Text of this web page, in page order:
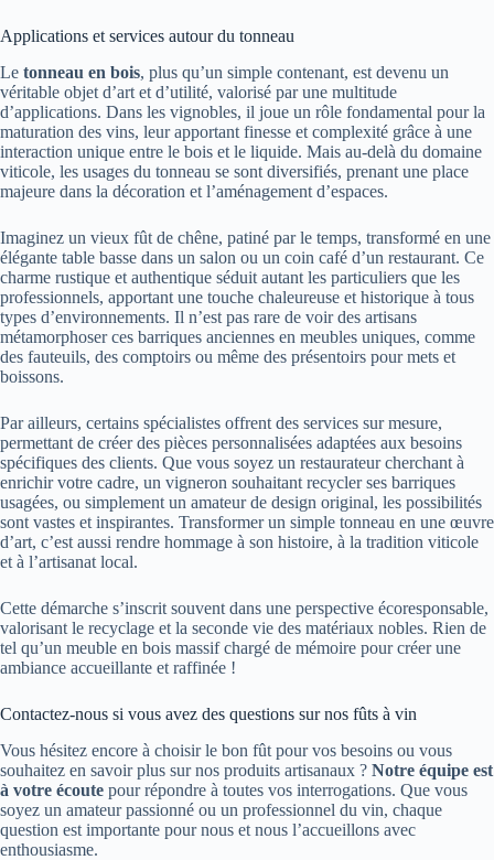
Applications et services autour du tonneau
Le tonneau en bois, plus qu’un simple contenant, est devenu un
véritable objet d’art et d’utilité, valorisé par une multitude
d’applications. Dans les vignobles, il joue un rôle fondamental pour la
maturation des vins, leur apportant finesse et complexité grâce à une
interaction unique entre le bois et le liquide. Mais au-delà du domaine
viticole, les usages du tonneau se sont diversifiés, prenant une place
majeure dans la décoration et l’aménagement d’espaces.
Imaginez un vieux fût de chêne, patiné par le temps, transformé en une
élégante table basse dans un salon ou un coin café d’un restaurant. Ce
charme rustique et authentique séduit autant les particuliers que les
professionnels, apportant une touche chaleureuse et historique à tous
types d’environnements. Il n’est pas rare de voir des artisans
métamorphoser ces barriques anciennes en meubles uniques, comme
des fauteuils, des comptoirs ou même des présentoirs pour mets et
boissons.
Par ailleurs, certains spécialistes offrent des services sur mesure,
permettant de créer des pièces personnalisées adaptées aux besoins
spécifiques des clients. Que vous soyez un restaurateur cherchant à
enrichir votre cadre, un vigneron souhaitant recycler ses barriques
usagées, ou simplement un amateur de design original, les possibilités
sont vastes et inspirantes. Transformer un simple tonneau en une œuvre
d’art, c’est aussi rendre hommage à son histoire, à la tradition viticole
et à l’artisanat local.
Cette démarche s’inscrit souvent dans une perspective écoresponsable,
valorisant le recyclage et la seconde vie des matériaux nobles. Rien de
tel qu’un meuble en bois massif chargé de mémoire pour créer une
ambiance accueillante et raffinée !
Contactez-nous si vous avez des questions sur nos fûts à vin
Vous hésitez encore à choisir le bon fût pour vos besoins ou vous
souhaitez en savoir plus sur nos produits artisanaux ? Notre équipe est
à votre écoute pour répondre à toutes vos interrogations. Que vous
soyez un amateur passionné ou un professionnel du vin, chaque
question est importante pour nous et nous l’accueillons avec
enthousiasme.